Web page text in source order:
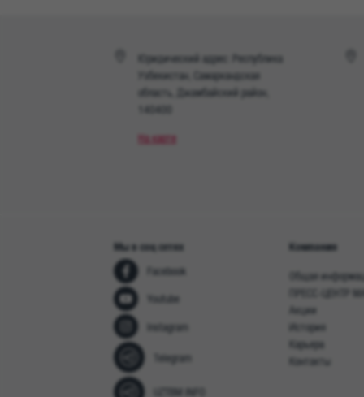
Юридический адрес: Республика
Узбекистан, Самаркандская
область, Джамбайский район,
140400
На карте
Мы в соц сетях
Facebook
Youtube
Instagram
Telegram
UZTBM INFO
Компания
Общая
ПРЕСС-ЦЕНТР
Акции
История
Карьера
Контакты